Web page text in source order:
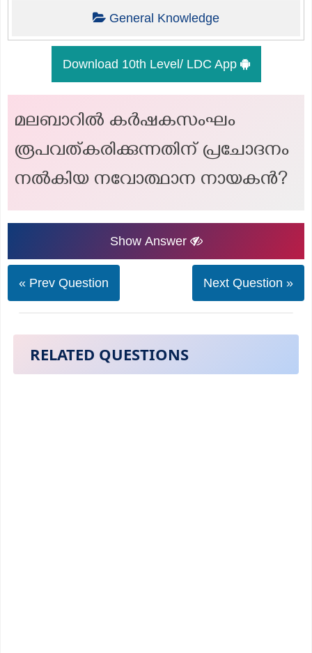
General Knowledge
Download 10th Level/ LDC App
മലബാറിൽ കർഷകസംഘം
രൂപവത്കരിക്കുന്നതിന് പ്രചോദനം
നൽകിയ നവോത്ഥാന നായകൻ?
Show Answer
« Prev Question Next Question »
RELATED QUESTIONS